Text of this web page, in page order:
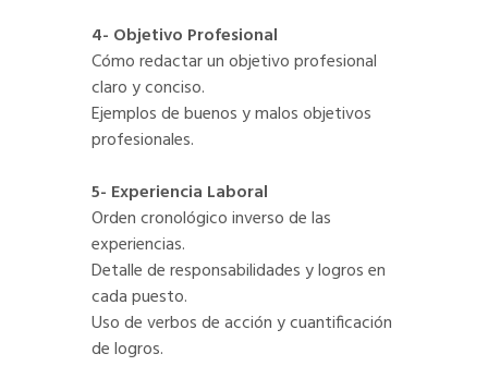
4- Objetivo Profesional
Cómo redactar un objetivo profesional
claro y conciso.
Ejemplos de buenos y malos objetivos
profesionales.
5- Experiencia Laboral
Orden cronológico inverso de las
experiencias.
Detalle de responsabilidades y logros en
cada puesto.
Uso de verbos de acción y cuantificación
de logros.